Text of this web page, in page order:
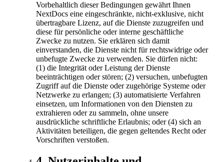
Vorbehaltlich dieser Bedingungen gewährt Ihnen
NextDocs eine eingeschränkte, nicht-exklusive, nicht
übertragbare Lizenz, auf die Dienste zuzugreifen und
diese für persönliche oder interne geschäftliche
Zwecke zu nutzen. Sie erklären sich damit
einverstanden, die Dienste nicht für rechtswidrige oder
unbefugte Zwecke zu verwenden. Sie dürfen nicht:
(1) die Integrität oder Leistung der Dienste
beeinträchtigen oder stören; (2) versuchen, unbefugten
Zugriff auf die Dienste oder zugehörige Systeme oder
Netzwerke zu erlangen; (3) automatisierte Verfahren
einsetzen, um Informationen von den Diensten zu
extrahieren oder zu sammeln, ohne unsere
ausdrückliche schriftliche Erlaubnis; oder (4) sich an
Aktivitäten beteiligen, die gegen geltendes Recht oder
Vorschriften verstoßen.